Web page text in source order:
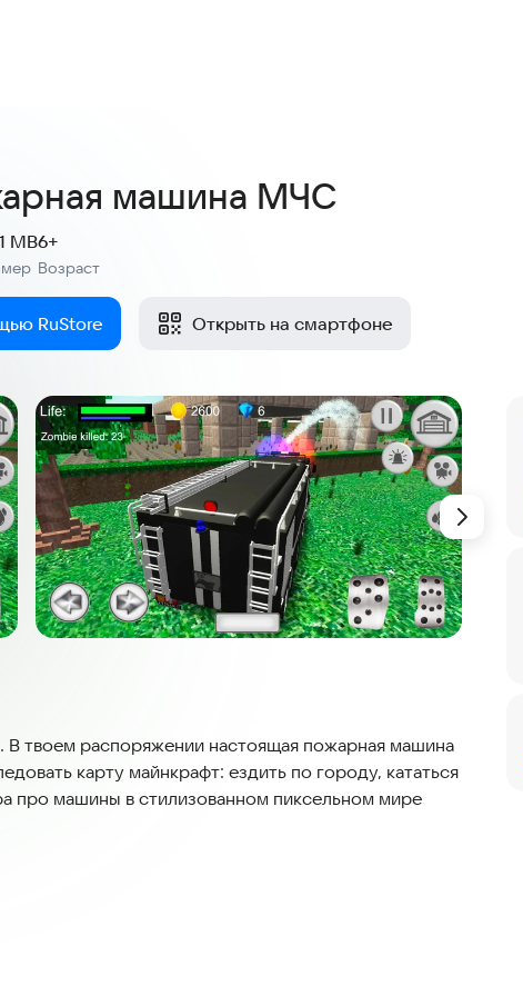
машина МЧС
MB
Возраст
6+
RuStore Открыть на смартфоне
твоем распоряжении настоящая пожарная машина
карту майнкрафт: ездить по городу, кататься
про машины в стилизованном пиксельном мире
112 и покажи всем езду на пожарном МЧС камазе,
не стыдно втопить на дороге - настоящий
такое быстрая русская езда на громадной